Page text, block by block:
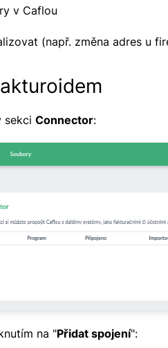
v Caflou
(např. změna adres u
Connector:
na "Přidat spojení":